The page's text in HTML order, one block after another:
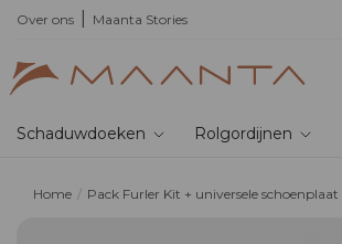
Over ons Maanta Stories
de nieuwe bioklimatische pergola
Schaduwdoeken Rolgordijnen
Home Pack Furler Kit + universele schoenplaat